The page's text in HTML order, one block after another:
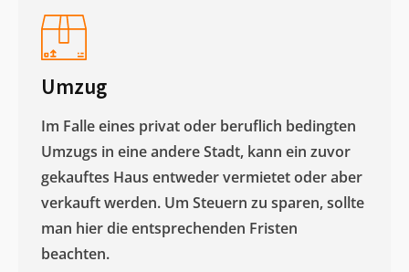
Umzug
Im Falle eines privat oder beruflich bedingten
Umzugs in eine andere Stadt, kann ein zuvor
gekauftes Haus entweder vermietet oder aber
verkauft werden. Um Steuern zu sparen, sollte
man hier die entsprechenden Fristen
beachten.